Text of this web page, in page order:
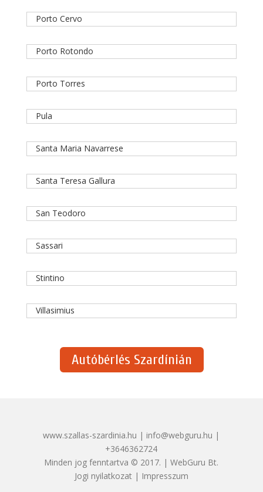
Porto Cervo
Porto Rotondo
Porto Torres
Pula
Santa Maria Navarrese
Santa Teresa Gallura
San Teodoro
Sassari
Stintino
Villasimius
Autóbérlés Szardínián
www.szallas-szardinia.hu | info@webguru.hu |
+3646362724
Minden jog fenntartva © 2017. | WebGuru Bt.
Jogi nyilatkozat| Impresszum